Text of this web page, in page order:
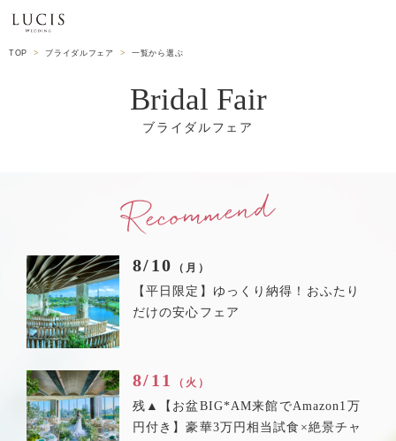
TOP ブライダルフェア 一覧から選ぶ
Bridal Fair
8/10 （月）
【平日限定】ゆっくり納得！おふたり
だけの安心フェア
8/11 （火）
残▲【お盆BIG*AM来館でAmazon1万
円付き】豪華3万円相当試食×絶景チャ